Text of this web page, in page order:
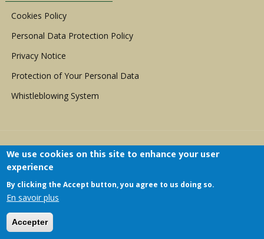
Cookies Policy
Personal Data Protection Policy
Privacy Notice
Protection of Your Personal Data
Whistleblowing System
Copyright © 1999 - 2026 |ACERWC - African
We use cookies on this site to enhance your user
experience
By clicking the Accept button, you agree to us doing so.
En savoir plus
Accepter